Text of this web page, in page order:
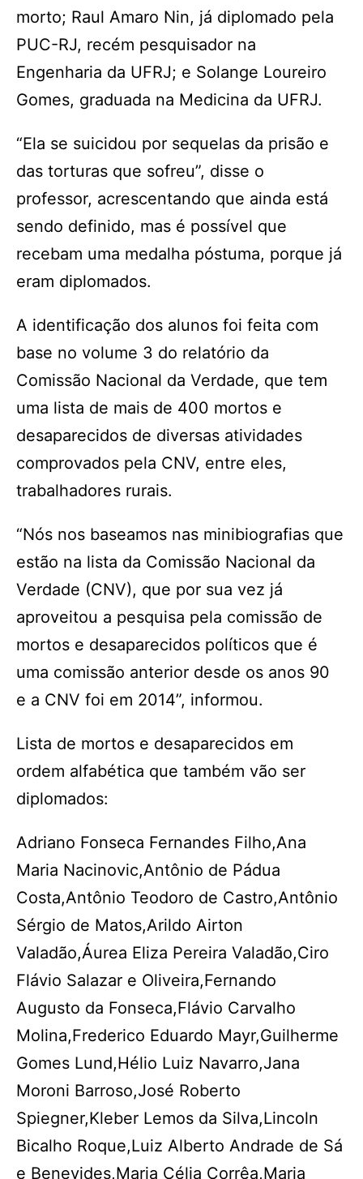
morto; Raul Amaro Nin, já diplomado pela
PUC-RJ, recém pesquisador na
Engenharia da UFRJ; e Solange Loureiro
Gomes, graduada na Medicina da UFRJ.
“Ela se suicidou por sequelas da prisão e
das torturas que sofreu”, disse o
professor, acrescentando que ainda está
sendo definido, mas é possível que
recebam uma medalha póstuma, porque já
eram diplomados.
A identificação dos alunos foi feita com
base no volume 3 do relatório da
Comissão Nacional da Verdade, que tem
uma lista de mais de 400 mortos e
desaparecidos de diversas atividades
comprovados pela CNV, entre eles,
trabalhadores rurais.
“Nós nos baseamos nas minibiografias que
estão na lista da Comissão Nacional da
Verdade (CNV), que por sua vez já
aproveitou a pesquisa pela comissão de
mortos e desaparecidos políticos que é
uma comissão anterior desde os anos 90
e a CNV foi em 2014”, informou.
Lista de mortos e desaparecidos em
ordem alfabética que também vão ser
diplomados:
Adriano Fonseca Fernandes Filho,Ana
Maria Nacinovic,Antônio de Pádua
Costa,Antônio Teodoro de Castro,Antônio
Sérgio de Matos,Arildo Airton
Valadão,Áurea Eliza Pereira Valadão,Ciro
Flávio Salazar e Oliveira,Fernando
Augusto da Fonseca,Flávio Carvalho
Molina,Frederico Eduardo Mayr,Guilherme
Gomes Lund,Hélio Luiz Navarro,Jana
Moroni Barroso,José Roberto
Spiegner,Kleber Lemos da Silva,Lincoln
Bicalho Roque,Luiz Alberto Andrade de Sá
e Benevides,Maria Célia Corrêa,Maria